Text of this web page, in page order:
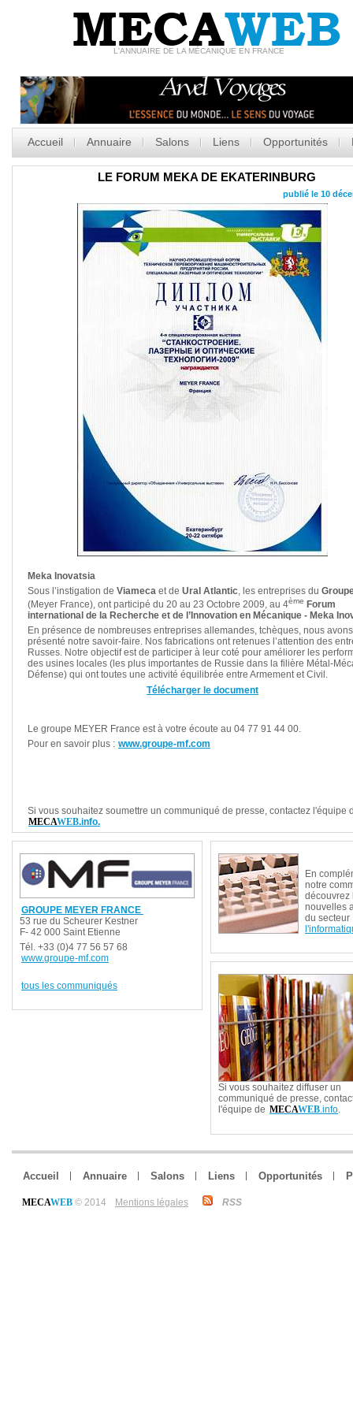
MECAWEB
L'ANNUAIRE DE LA MÉCANIQUE EN FRANCE
Accueil Annuaire Salons Liens Opportunités
LE FORUM MEKA DE EKATERINBURG
publié le 10
Meka Inovatsia
Sous l’instigation de Viameca et de Ural Atlantic, les entreprises du
(Meyer France), ont participé du 20 au 23 Octobre 2009, au 4ème Forum
international de la Recherche et de l’Innovation en Mécanique - Meka
En présence de nombreuses entreprises allemandes, tchèques, nous avons
présenté notre savoir-faire. Nos fabrications ont retenues l’attention des
Russes. Notre objectif est de participer à leur coté pour améliorer les
des usines locales (les plus importantes de Russie dans la filière Métal-
Défense) qui ont toutes une activité équilibrée entre Armement et Civil.
Télécharger le document
Le groupe MEYER France est à votre écoute au 04 77 91 44 00.
Pour en savoir plus : www.groupe-mf.com
Si vous souhaitez soumettre un communiqué de presse, contactez l'équipe
MECAWEB.info.
GROUPE MEYER FRANCE
53 rue du Scheurer Kestner
F- 42 000 Saint Etienne
Tél. +33 (0)4 77 56 57 68
www.groupe-mf.com
tous les communiqués
En
notre
découvrez
nouvelles
du secteur
Si vous souhaitez diffuser un
communiqué de presse,
l'équipe de MECAWEB.info.
Accueil Annuaire Salons Liens Opportunités
MECAWEB © 2014 Mentions légales RSS